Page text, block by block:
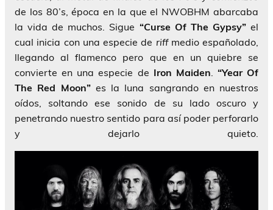
de los 80’s, época en la que el NWOBHM abarcaba
la vida de muchos. Sigue “Curse Of The Gypsy”el
cual inicia con una especie de riffmedio españolado,
llegando al flamenco pero que en un quiebre se
convierte en una especie de Iron Maiden. “Year Of
The Red Moon”es la luna sangrando en nuestros
oídos, soltando ese sonido de su lado oscuro y
penetrando nuestro sentido para así poder perforarlo
y dejarlo quieto.